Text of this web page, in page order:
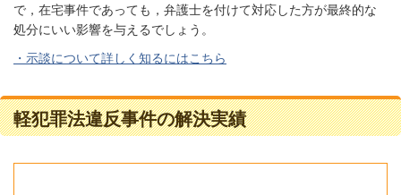
で，在宅事件であっても，弁護士を付けて対応した方が最終的な
処分にいい影響を与えるでしょう。
・ 示談について詳しく知るにはこちら
軽犯罪法違反事件の解決実績